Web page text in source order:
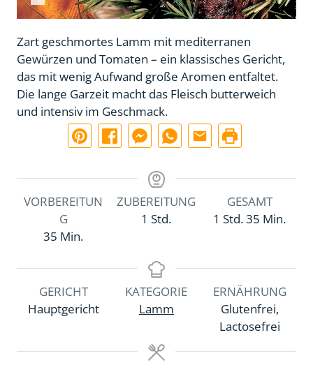
Zart geschmortes Lamm mit mediterranen
Gewürzen und Tomaten – ein klassisches Gericht,
das mit wenig Aufwand große Aromen entfaltet.
Die lange Garzeit macht das Fleisch butterweich
und intensiv im Geschmack.
VORBEREITUN
G
35 M
n
u
t
Min.
ZUBEREITUNG
1 S
n
d
e
Std.
GESAMT
1 S
n
d
e
Std.35 M
u
t
e
n
Min.
GERICHT
Hauptgericht
KATEGORIE
Lamm
ERNÄHRUNG
Glutenfrei,
Lactosefrei